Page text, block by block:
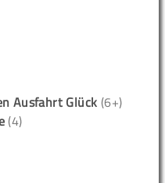
Ausfahrt Glück (6+)
(4)